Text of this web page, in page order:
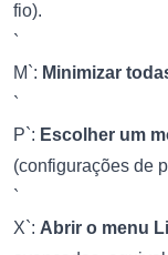
fio).
`
M`: Minimizar
`
P`: Escolher um
(configurações de
`
X`: Abrir o menu